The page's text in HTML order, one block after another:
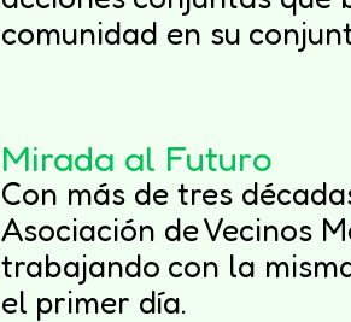
comunidad en su
Mirada al Futuro
Con más de tres
Asociación de Vecinos
trabajando con la
el primer día.